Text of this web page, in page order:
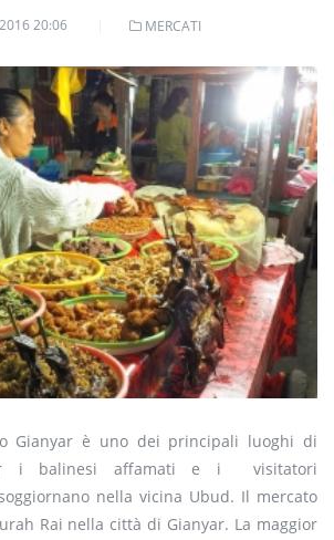
20:06 MERCATI
Gianyar è uno dei principali luoghi di
i balinesi affamati e i visitatori
nella vicina Ubud. Il mercato
Rai nella città di Gianyar. La maggior